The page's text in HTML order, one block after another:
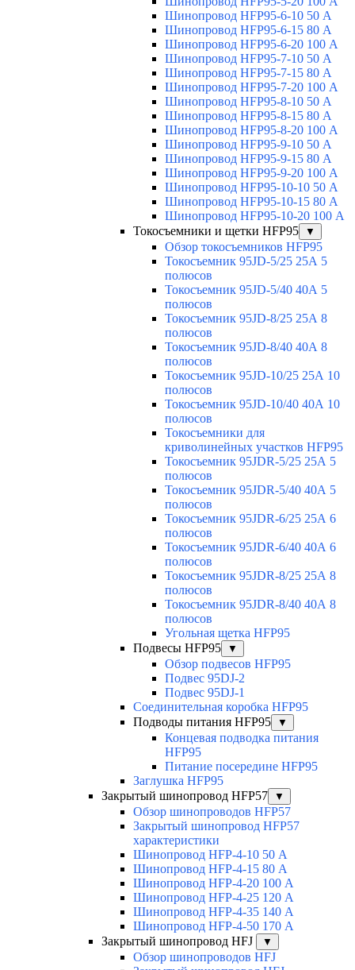
Шинопровод HFP95-6-10 50 А
Шинопровод HFP95-6-15 80 А
Шинопровод HFP95-6-20 100 А
Шинопровод HFP95-7-10 50 А
Шинопровод HFP95-7-15 80 А
Шинопровод HFP95-7-20 100 А
Шинопровод HFP95-8-10 50 А
Шинопровод HFP95-8-15 80 А
Шинопровод HFP95-8-20 100 А
Шинопровод HFP95-9-10 50 А
Шинопровод HFP95-9-15 80 А
Шинопровод HFP95-9-20 100 А
Шинопровод HFP95-10-10 50 А
Шинопровод HFP95-10-15 80 А
Шинопровод HFP95-10-20 100 А
Токосъемники и щетки HFP95
▼
Обзор токосъемников HFP95
Токосъемник 95JD-5/25 25А 5
полюсов
Токосъемник 95JD-5/40 40А 5
полюсов
Токосъемник 95JD-8/25 25А 8
полюсов
Токосъемник 95JD-8/40 40А 8
полюсов
Токосъемник 95JD-10/25 25А 10
полюсов
Токосъемник 95JD-10/40 40А 10
полюсов
Токосъемники для
криволинейных участков HFP95
Токосъемник 95JDR-5/25 25А 5
полюсов
Токосъемник 95JDR-5/40 40А 5
полюсов
Токосъемник 95JDR-6/25 25А 6
полюсов
Токосъемник 95JDR-6/40 40А 6
полюсов
Токосъемник 95JDR-8/25 25А 8
полюсов
Токосъемник 95JDR-8/40 40А 8
полюсов
Угольная щетка HFP95
Подвесы HFP95
▼
Обзор подвесов HFP95
Подвес 95DJ-2
Подвес 95DJ-1
Соединительная коробка HFP95
Подводы питания HFP95
▼
Концевая подводка питания
HFP95
Питание посередине HFP95
Заглушка HFP95
Закрытый шинопровод HFP57
▼
Обзор шинопроводов HFP57
Закрытый шинопровод HFP57
характеристики
Шинопровод HFP-4-10 50 А
Шинопровод HFP-4-15 80 А
Шинопровод HFP-4-20 100 А
Шинопровод HFP-4-25 120 А
Шинопровод HFP-4-35 140 А
Шинопровод HFP-4-50 170 А
Закрытый шинопровод HFJ
▼
Обзор шинопроводов HFJ